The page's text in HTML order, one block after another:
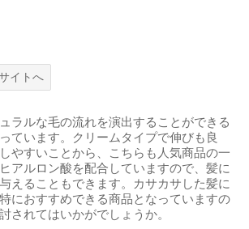
イトへ
ラルな毛の流れを演出することができる
ています。クリームタイプで伸びも良
やすいことから、こちらも人気商品の一
アルロン酸を配合していますので、髪に
えることもできます。カサカサした髪に
におすすめできる商品となっていますの
されてはいかがでしょうか。